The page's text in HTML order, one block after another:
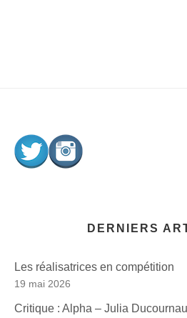
DERNIERS
Les réalisatrices en compétition
19 mai 2026
Critique : Alpha – Julia